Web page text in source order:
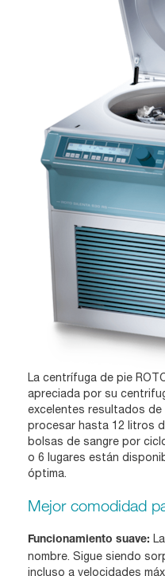
La centrífuga de pie
apreciada por su
excelentes resultados de
procesar hasta 12 litros
bolsas de sangre por
o 6 lugares están
óptima.
Mejor comodidad
Funcionamiento suave:
nombre. Sigue siendo
incluso a velocidades